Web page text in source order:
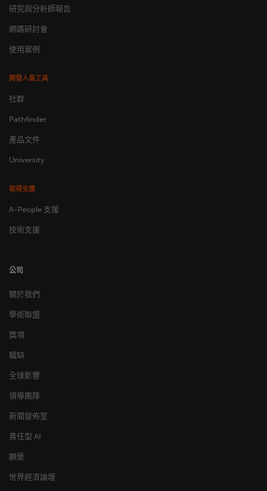
研究與分析師報告
網路研討會
使用案例
開發人員工具
社群
Pathfinder
產品文件
University
取得支援
A-People 支援
技術支援
公司
關於我們
學術聯盟
獎項
職缺
全球影響
領導團隊
新聞發佈室
責任型 AI
願景
世界經濟論壇